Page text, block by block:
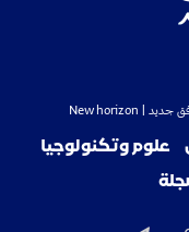
جديد
علوم وتكنولوجيا